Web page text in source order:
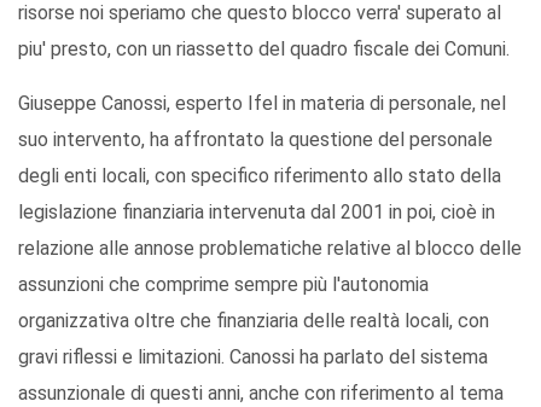
risorse noi speriamo che questo blocco verra' superato al
piu' presto, con un riassetto del quadro fiscale dei Comuni.
Giuseppe Canossi, esperto Ifel in materia di personale, nel
suo intervento, ha affrontato la questione del personale
degli enti locali, con specifico riferimento allo stato della
legislazione finanziaria intervenuta dal 2001 in poi, cioè in
relazione alle annose problematiche relative al blocco delle
assunzioni che comprime sempre più l'autonomia
organizzativa oltre che finanziaria delle realtà locali, con
gravi riflessi e limitazioni. Canossi ha parlato del sistema
assunzionale di questi anni, anche con riferimento al tema